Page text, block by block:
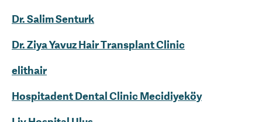
Dr. Salim Senturk
Dr. Ziya Yavuz Hair Transplant Clinic
elithair
Hospitadent Dental Clinic Mecidiyeköy